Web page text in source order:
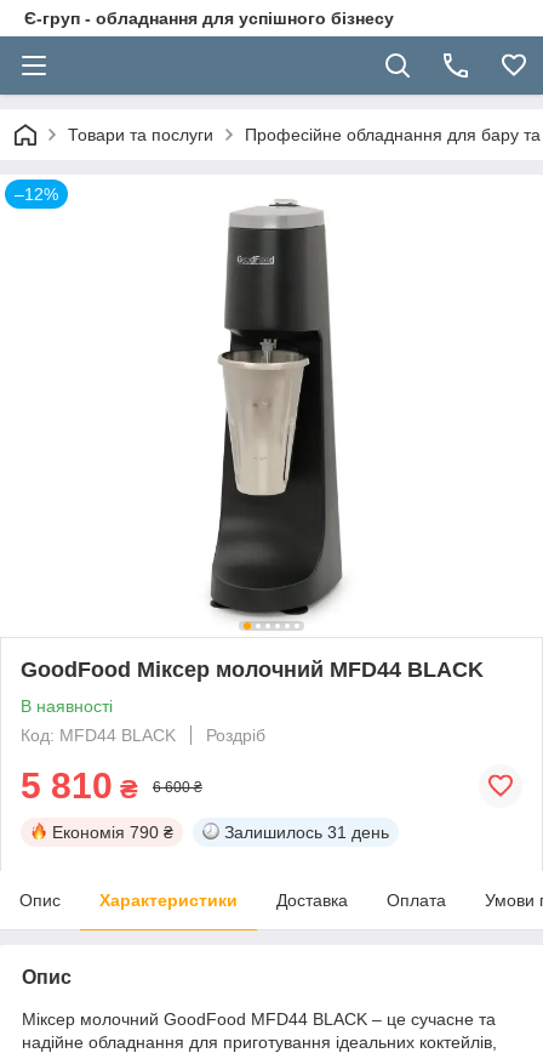
Є-груп - обладнання для успішного бізнесу
Товари та послуги Професійне обладнання для бару та
–12%
GoodFood Міксер молочний MFD44 BLACK
В наявності
Код: MFD44 BLACK
Роздріб
5 810 ₴ 6 600 ₴
Економія 790 ₴ Залишилось 31 день
Опис Характеристики Доставка Оплата Умови
Опис
Міксер молочний GoodFood MFD44 BLACK – це сучасне та
надійне обладнання для приготування ідеальних коктейлів,